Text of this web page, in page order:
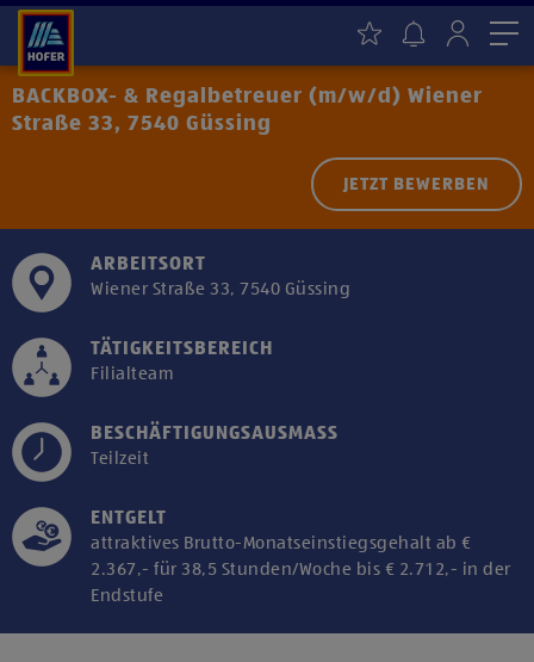
BACKBOX- & Regalbetreuer (m/w/d) Wiener
Straße 33, 7540 Güssing
JETZT BEWERBEN
ARBEITSORT
Wiener Straße 33, 7540 Güssing
TÄTIGKEITSBEREICH
Filialteam
BESCHÄFTIGUNGSAUSMASS
Teilzeit
ENTGELT
attraktives Brutto-Monatseinstiegsgehalt ab €
2.367,- für 38,5 Stunden/Woche bis € 2.712,- in der
Endstufe